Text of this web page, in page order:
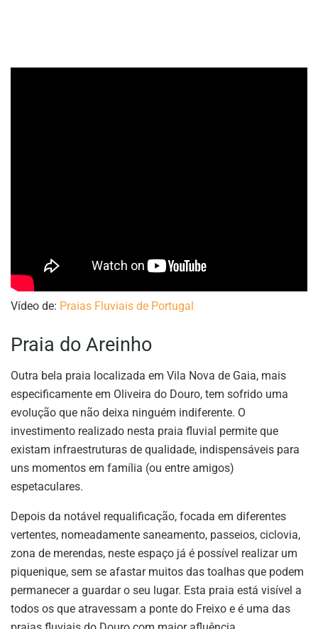
Vídeo de: Praias Fluviais de Portugal
Praia do Areinho
Outra bela praia localizada em Vila Nova de Gaia, mais
especificamente em Oliveira do Douro, tem sofrido uma
evolução que não deixa ninguém indiferente. O
investimento realizado nesta praia fluvial permite que
existam infraestruturas de qualidade, indispensáveis para
uns momentos em família (ou entre amigos)
espetaculares.
Depois da notável requalificação, focada em diferentes
vertentes, nomeadamente saneamento, passeios, ciclovia,
zona de merendas, neste espaço já é possível realizar um
piquenique, sem se afastar muitos das toalhas que podem
permanecer a guardar o seu lugar. Esta praia está visível a
todos os que atravessam a ponte do Freixo e é uma das